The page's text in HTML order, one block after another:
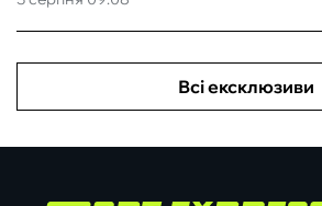
Всі ексклюзиви